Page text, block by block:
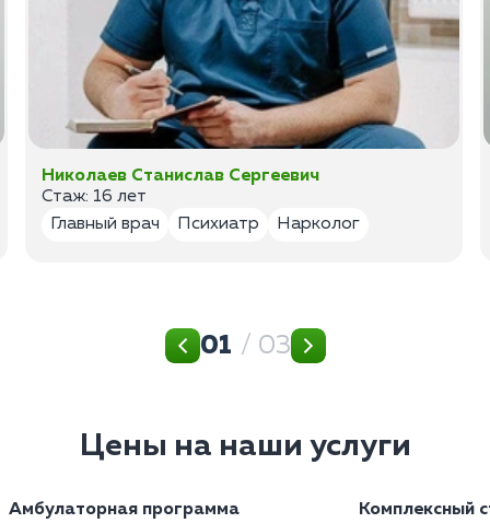
Николаев Станислав Сергеевич
Стаж: 16 лет
Главный врач
Психиатр Нарколог
01 / 03
Цены на наши услуги
Амбулаторная программа Комплексный